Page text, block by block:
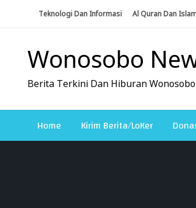
Teknologi Dan Informasi Al Quran Dan
Wonosobo
Berita Terkini Dan Hiburan Wonosobo
Home Kirim Berita/LoKer